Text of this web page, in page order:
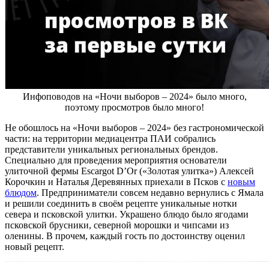
Инфоповодов на «Ночи выборов – 2024» было много,
поэтому просмотров было много!
Не обошлось на «Ночи выборов – 2024» без гастрономической
части: на территории медиацентра ПАИ собрались
представители уникальных региональных брендов.
Специально для проведения мероприятия основатели
улиточной фермы Escargot D’Or («Золотая улитка») Алексей
Корочкин и Наталья Деревянных приехали в Псков с новым
блюдом. Предприниматели совсем недавно вернулись с Ямала
и решили соединить в своём рецепте уникальные нотки
севера и псковской улитки. Украшено блюдо было ягодами
псковской брусники, северной морошки и чипсами из
оленины. В прочем, каждый гость по достоинству оценил
новый рецепт.